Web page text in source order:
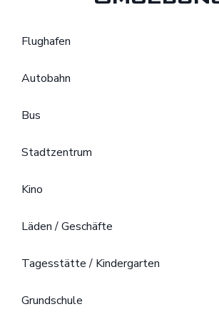
Flughafen
Autobahn
Bus
Stadtzentrum
Kino
Läden / Geschäfte
Tagesstätte / Kindergarten
Grundschule